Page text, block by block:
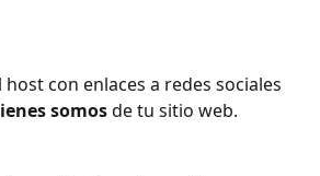
con enlaces a redes sociales
somos de tu sitio web.